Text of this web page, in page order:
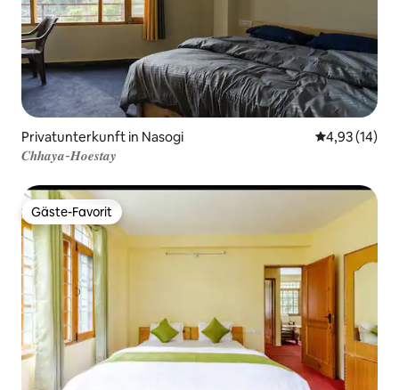
Privatunterkunft in Nasogi
4,93 (14)
𝑪𝒉𝒉𝒂𝒚𝒂-𝑯𝒐𝒆𝒔𝒕𝒂𝒚
Gäste-Favorit
Gäste-Favorit